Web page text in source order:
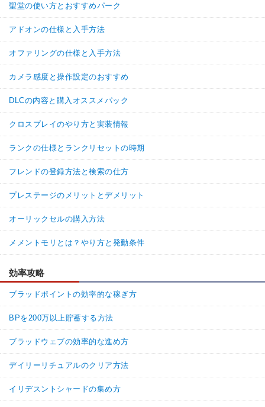
聖堂の使い方とおすすめパーク
アドオンの仕様と入手方法
オファリングの仕様と入手方法
カメラ感度と操作設定のおすすめ
DLCの内容と購入オススメパック
クロスプレイのやり方と実装情報
ランクの仕様とランクリセットの時期
フレンドの登録方法と検索の仕方
プレステージのメリットとデメリット
オーリックセルの購入方法
メメントモリとは？やり方と発動条件
効率攻略
ブラッドポイントの効率的な稼ぎ方
BPを200万以上貯蓄する方法
ブラッドウェブの効率的な進め方
デイリーリチュアルのクリア方法
イリデスントシャードの集め方